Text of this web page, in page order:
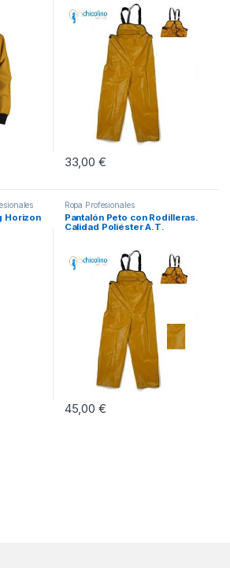
de precios: desde 78,89 € hasta
variantes. Las opciones se pueden
33,00 €
Este producto tiene múltiples
Horizon
Ropa Profesionales
Pantalón Peto con Rodilleras.
Calidad Poliéster A.T.
45,00 €